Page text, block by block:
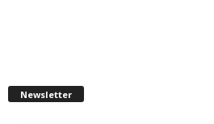
Newsletter